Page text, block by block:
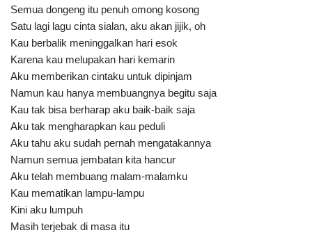
Semua dongeng itu penuh omong kosong
Satu lagi lagu cinta sialan, aku akan jijik, oh
Kau berbalik meninggalkan hari esok
Karena kau melupakan hari kemarin
Aku memberikan cintaku untuk dipinjam
Namun kau hanya membuangnya begitu saja
Kau tak bisa berharap aku baik-baik saja
Aku tak mengharapkan kau peduli
Aku tahu aku sudah pernah mengatakannya
Namun semua jembatan kita hancur
Aku telah membuang malam-malamku
Kau mematikan lampu-lampu
Kini aku lumpuh
Masih terjebak di masa itu